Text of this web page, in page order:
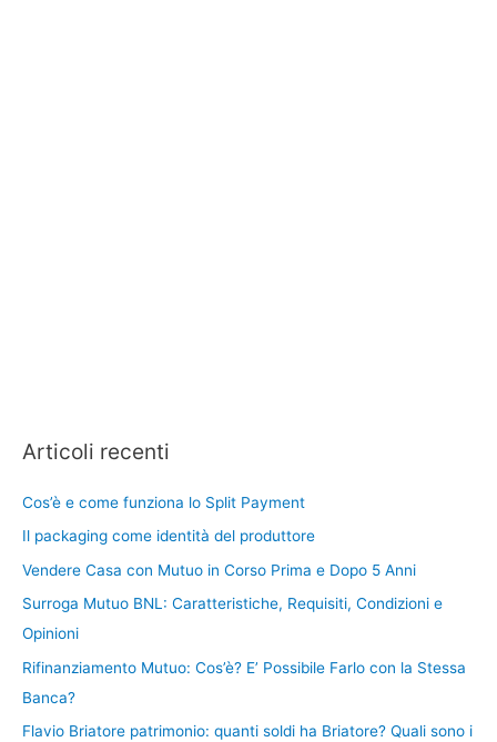
Articoli recenti
Cos’è e come funziona lo Split Payment
Il packaging come identità del produttore
Vendere Casa con Mutuo in Corso Prima e Dopo 5 Anni
Surroga Mutuo BNL: Caratteristiche, Requisiti, Condizioni e
Opinioni
Rifinanziamento Mutuo: Cos’è? E’ Possibile Farlo con la Stessa
Banca?
Flavio Briatore patrimonio: quanti soldi ha Briatore? Quali sono i